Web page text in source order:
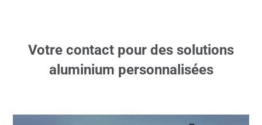
Votre contact pour des solutions
aluminium personnalisées